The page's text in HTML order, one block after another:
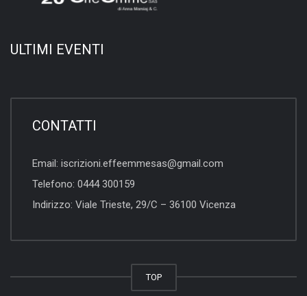
ULTIMI EVENTI
CONTATTI
Email: iscrizioni.effeemmesas@gmail.com
Telefono: 0444 300159
Indirizzo: Viale Trieste, 29/C – 36100 Vicenza
TOP